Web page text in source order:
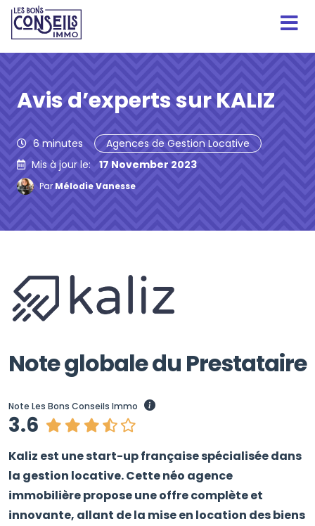
Avis d’experts sur KALIZ
6 minutes
Agences de Gestion Locative
Mis à jour le:
17 November 2023
Par Mélodie Vanesse
Note globale du Prestataire
Note Les Bons Conseils Immo
3.6
Kaliz est une start-up française spécialisée dans
la gestion locative. Cette néo agence
immobilière propose une offre complète et
innovante, allant de la mise en location des biens